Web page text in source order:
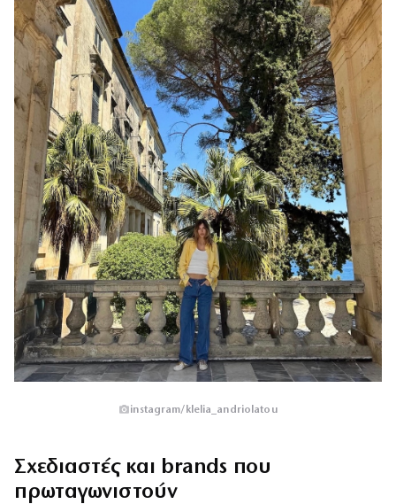
instagram/klelia_andriolatou
Σχεδιαστές και brands που
πρωταγωνιστούν